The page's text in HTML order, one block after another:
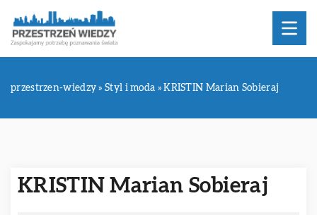
przestrzen-wiedzy »Styl i moda »KRISTIN Marian Sobieraj
KRISTIN Marian Sobieraj